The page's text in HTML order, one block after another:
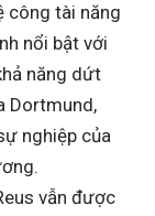
công tài năng
nổi bật với
năng dứt
Dortmund,
nghiệp của
vẫn được